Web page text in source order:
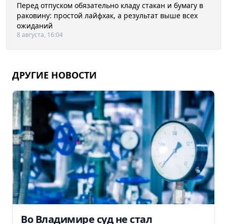
Перед отпуском обязательно кладу стакан и бумагу в
раковину: простой лайфхак, а результат выше всех
ожиданий
8 августа, 16:04
ДРУГИЕ НОВОСТИ
Во Владимире суд не стал